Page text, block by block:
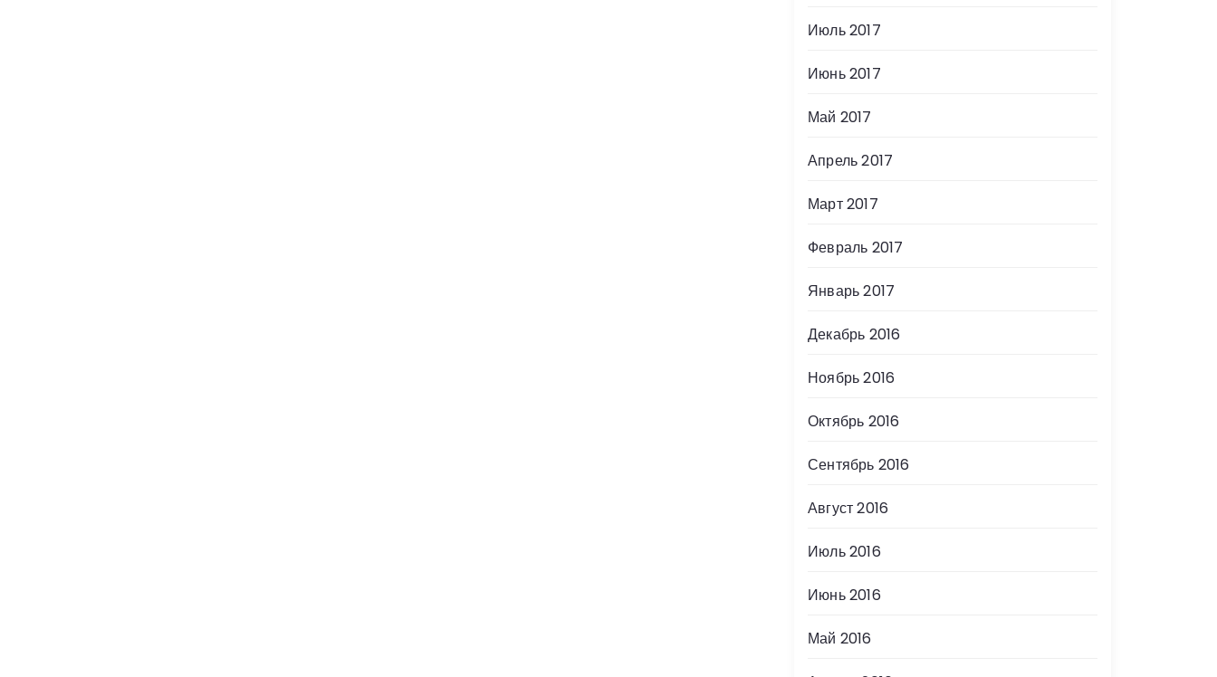
Июль 2017
Июнь 2017
Май 2017
Апрель 2017
Март 2017
Февраль 2017
Январь 2017
Декабрь 2016
Ноябрь 2016
Октябрь 2016
Сентябрь 2016
Август 2016
Июль 2016
Июнь 2016
Май 2016